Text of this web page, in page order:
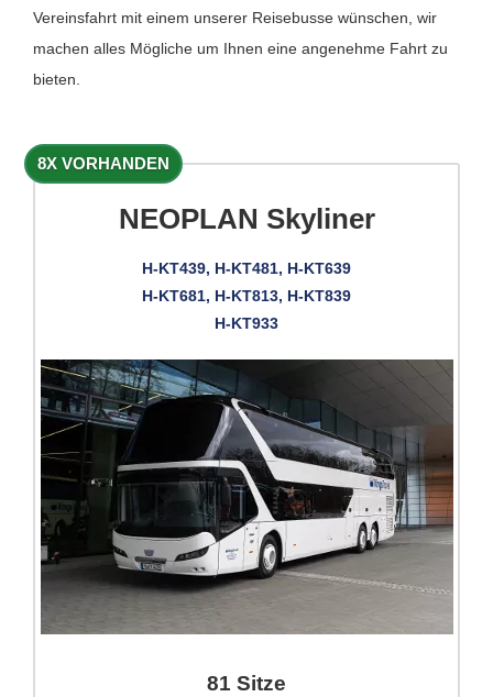
Vereinsfahrt mit einem unserer Reisebusse wünschen, wir
machen alles Mögliche um Ihnen eine angenehme Fahrt zu
bieten.
8X VORHANDEN
NEOPLAN Skyliner
H-KT439, H-KT481, H-KT639
H-KT681, H-KT813, H-KT839
H-KT933
81 Sitze